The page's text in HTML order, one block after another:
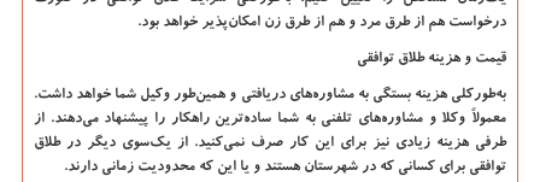
درخواست هم از طرق مرد و هم از طرق زن امکان‌پذیر خواهد بود.
قیمت و هزینه طلاق توافقی
به‌طورکلی هزینه بستگی به مشاوره‌های دریافتی و همین‌طور وکیل شما خواهد داشت.
معمولاً وکلا و مشاوره‌های تلفنی به شما ساده‌ترین راهکار را پیشنهاد می‌دهند. از
طرفی هزینه زیادی نیز برای این کار صرف نمی‌کنید. از یک‌سوی دیگر در طلاق
توافقی برای کسانی که در شهرستان هستند و یا این که محدودیت زمانی دارند.